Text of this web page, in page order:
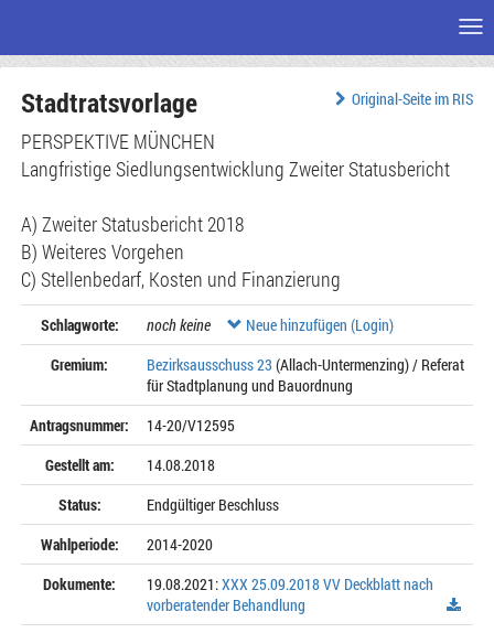
Seiteninhalt
Original-Seite im RIS
Stadtratsvorlage
PERSPEKTIVE MÜNCHEN
Langfristige Siedlungsentwicklung Zweiter Statusbericht
A) Zweiter Statusbericht 2018
B) Weiteres Vorgehen
C) Stellenbedarf, Kosten und Finanzierung
Schlagworte: noch keine
Neue hinzufügen (Login)
Gremium:
Bezirksausschuss 23 (Allach-Untermenzing) / Referat
für Stadtplanung und Bauordnung
Antragsnummer:
14-20/V12595
Gestellt am:
14.08.2018
Status:
Endgültiger Beschluss
Wahlperiode:
2014-2020
Dokumente:
19.08.2021:XXX 25.09.2018 VV Deckblatt nach
vorberatender Behandlung